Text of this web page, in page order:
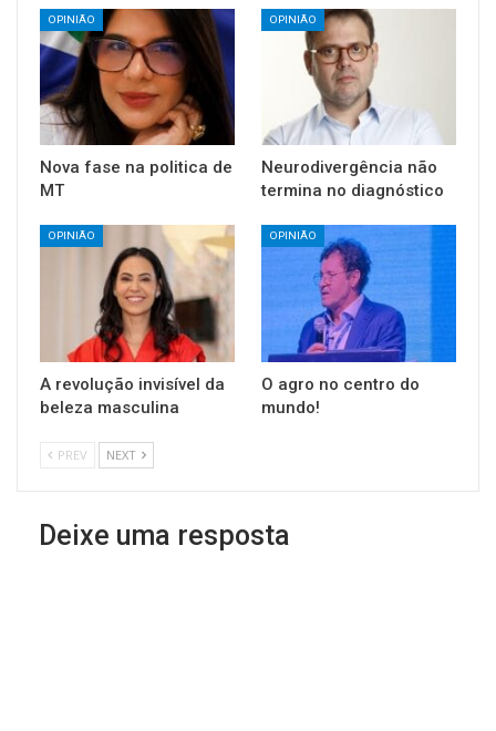
OPINIÃO
Nova fase na politica de
MT
OPINIÃO
Neurodivergência não
termina no diagnóstico
OPINIÃO
A revolução invisível da
beleza masculina
OPINIÃO
O agro no centro do
mundo!
PREV NEXT
Deixe uma resposta